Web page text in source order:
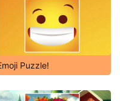
Puzzle!